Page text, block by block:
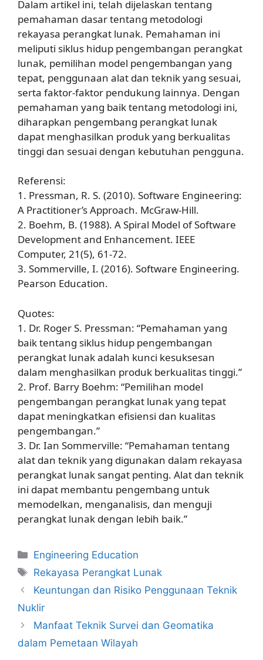
Dalam artikel ini, telah dijelaskan tentang
pemahaman dasar tentang metodologi
rekayasa perangkat lunak. Pemahaman ini
meliputi siklus hidup pengembangan perangkat
lunak, pemilihan model pengembangan yang
tepat, penggunaan alat dan teknik yang sesuai,
serta faktor-faktor pendukung lainnya. Dengan
pemahaman yang baik tentang metodologi ini,
diharapkan pengembang perangkat lunak
dapat menghasilkan produk yang berkualitas
tinggi dan sesuai dengan kebutuhan pengguna.
Referensi:
1. Pressman, R. S. (2010). Software Engineering:
A Practitioner’s Approach. McGraw-Hill.
2. Boehm, B. (1988). A Spiral Model of Software
Development and Enhancement. IEEE
Computer, 21(5), 61-72.
3. Sommerville, I. (2016). Software Engineering.
Pearson Education.
Quotes:
1. Dr. Roger S. Pressman: “Pemahaman yang
baik tentang siklus hidup pengembangan
perangkat lunak adalah kunci kesuksesan
dalam menghasilkan produk berkualitas tinggi.”
2. Prof. Barry Boehm: “Pemilihan model
pengembangan perangkat lunak yang tepat
dapat meningkatkan efisiensi dan kualitas
pengembangan.”
3. Dr. Ian Sommerville: “Pemahaman tentang
alat dan teknik yang digunakan dalam rekayasa
perangkat lunak sangat penting. Alat dan teknik
ini dapat membantu pengembang untuk
memodelkan, menganalisis, dan menguji
perangkat lunak dengan lebih baik.”
Kategori
Engineering Education
Tag
Rekayasa Perangkat Lunak
Keuntungan dan Risiko Penggunaan Teknik
Nuklir
Manfaat Teknik Survei dan Geomatika
dalam Pemetaan Wilayah